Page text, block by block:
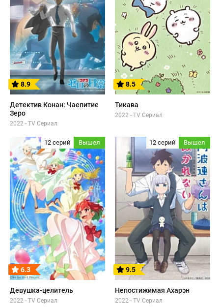
8.9
Детектив Конан: Чаепитие
Зеро
2022 - TV Сериал
8.5
Тикава
2022 - TV Сериал
12 серий Вышел
6.3
Девушка-целитель
2022 - TV Сериал
12 серий Вышел
9.5
Непостижимая Ахарэн
2022 - TV Сериал